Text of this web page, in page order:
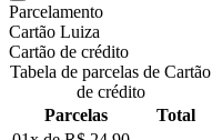
Parcelamento
Cartão Luiza
Cartão de crédito
Tabela de parcelas de Cartão
de crédito
Parcelas
Total